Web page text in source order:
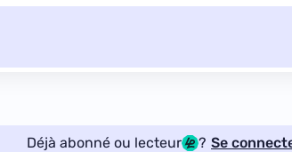
Déjà abonné ou lecteur ? Se